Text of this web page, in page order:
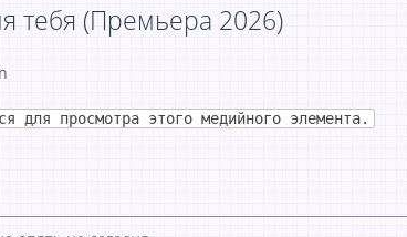
тебя (Премьера 2026)
для просмотра этого медийного элемента.